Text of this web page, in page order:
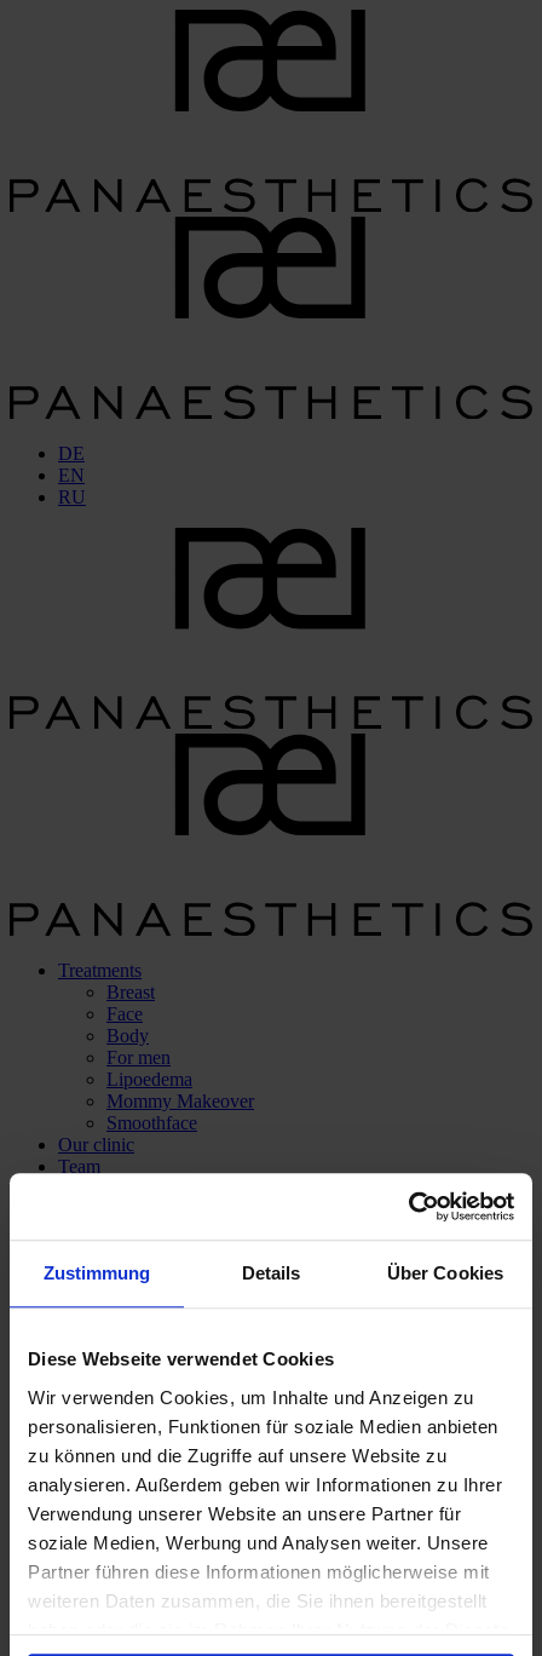
Zustimmung Details Über Cookies
Diese Webseite verwendet Cookies
Wir verwenden Cookies, um Inhalte und Anzeigen zu
personalisieren, Funktionen für soziale Medien anbieten
zu können und die Zugriffe auf unsere Website zu
analysieren. Außerdem geben wir Informationen zu Ihrer
Verwendung unserer Website an unsere Partner für
soziale Medien, Werbung und Analysen weiter. Unsere
Partner führen diese Informationen möglicherweise mit
weiteren Daten zusammen, die Sie ihnen bereitgestellt
haben oder die sie im Rahmen Ihrer Nutzung der Dienste
DE
EN
RU
Treatments
Breast
Face
Body
For men
Lipoedema
Mommy Makeover
Smoothface
Our clinic
Team
Private Lecturer M.D. Panagiotis Theodorou
Treatment prices
Media & Press